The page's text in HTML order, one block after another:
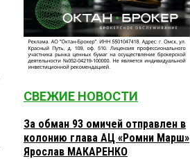
СВЕЖИЕ НОВОСТИ
За обман 93 омичей отправлен в
колонию глава АЦ «Ромни Марш»
Ярослав МАКАРЕНКО